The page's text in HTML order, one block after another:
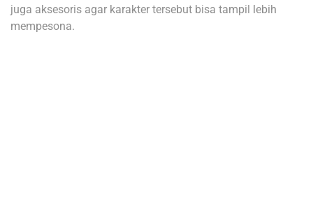
juga aksesoris agar karakter tersebut bisa tampil lebih
mempesona.